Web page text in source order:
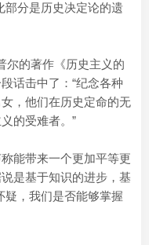
部分是历史决定论的遗
尔的著作《历史主义的
话击中了：“纪念各种
，他们在历史定命的无
的受难者。”
能带来一个更加平等更
是基于知识的进步，基
疑，我们是否能够掌握